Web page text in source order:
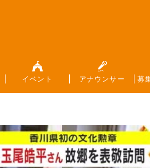
イベント アナウンサー 募